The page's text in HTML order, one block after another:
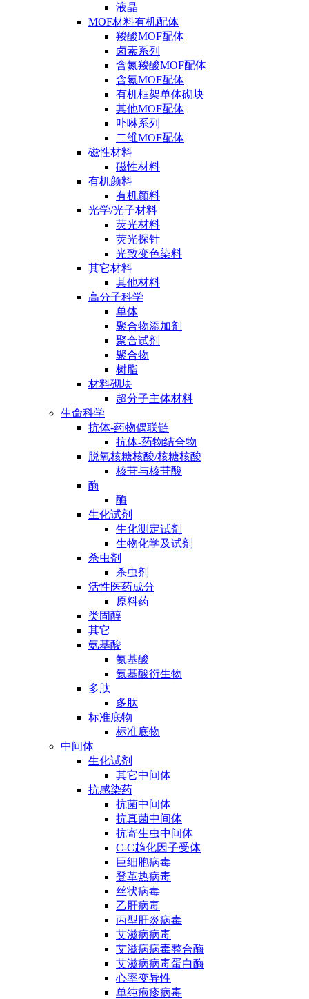
液晶
MOF材料有机配体
羧酸MOF配体
卤素系列
含氮羧酸MOF配体
含氮MOF配体
有机框架单体砌块
其他MOF配体
卟啉系列
二维MOF配体
磁性材料
磁性材料
有机颜料
有机颜料
光学/光子材料
荧光材料
荧光探针
光致变色染料
其它材料
其他材料
高分子科学
单体
聚合物添加剂
聚合试剂
聚合物
树脂
材料砌块
超分子主体材料
生命科学
抗体-药物偶联链
抗体-药物结合物
脱氧核糖核酸/核糖核酸
核苷与核苷酸
酶
酶
生化试剂
生化测定试剂
生物化学及试剂
杀虫剂
杀虫剂
活性医药成分
原料药
类固醇
其它
氨基酸
氨基酸
氨基酸衍生物
多肽
多肽
标准底物
标准底物
中间体
生化试剂
其它中间体
抗感染药
抗菌中间体
抗真菌中间体
抗寄生虫中间体
C-C趋化因子受体
巨细胞病毒
登革热病毒
丝状病毒
乙肝病毒
丙型肝炎病毒
艾滋病病毒
艾滋病病毒整合酶
艾滋病病毒蛋白酶
心率变异性
单纯疱疹病毒